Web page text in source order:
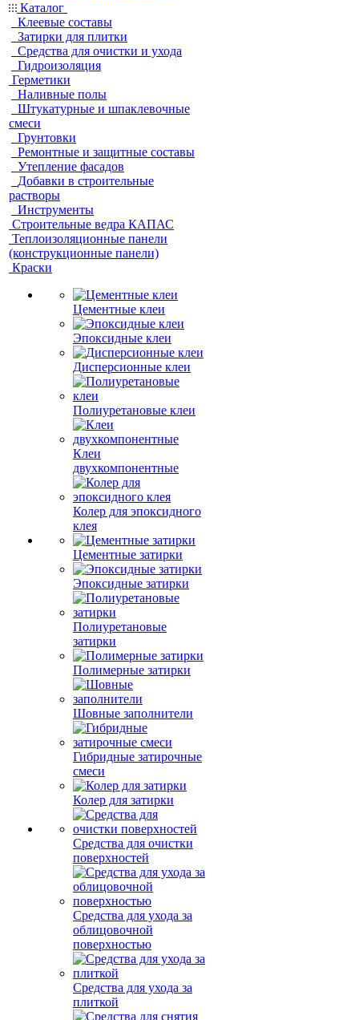
Каталог
Клеевые составы
Затирки для плитки
Средства для очистки и ухода
Гидроизоляция
Герметики
Наливные полы
Штукатурные и шпаклевочные
смеси
Грунтовки
Ремонтные и защитные составы
Утепление фасадов
Добавки в строительные
растворы
Инструменты
Строительные ведра КАПАС
Теплоизоляционные панели
(конструкционные панели)
Краски
Цементные клеи
Эпоксидные клеи
Дисперсионные клеи
Полиуретановые клеи
Клеи
двухкомпонентные
Колер для эпоксидного
клея
Цементные затирки
Эпоксидные затирки
Полиуретановые
затирки
Полимерные затирки
Шовные заполнители
Гибридные затирочные
смеси
Колер для затирки
Средства для очистки
поверхностей
Средства для ухода за
облицовочной
поверхностью
Средства для ухода за
плиткой